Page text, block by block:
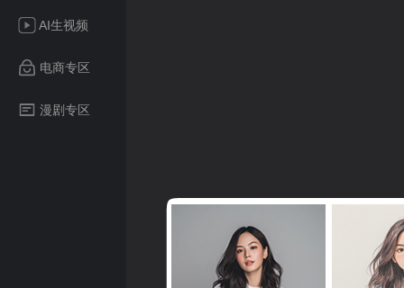
AI生视频
电商专区
漫剧专区